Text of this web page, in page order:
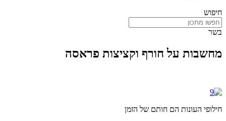
חיפוש
בשר
מחשבות על חורף וקציצות פראסה
חילופי העונות הם חותם של הזמן